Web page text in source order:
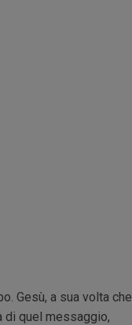
Gesù, a sua volta che
di quel messaggio,